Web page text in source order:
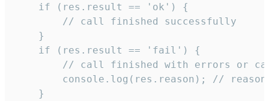
    if (res.result == 'ok') {
        // call finished successfully
    }
    if (res.result == 'fail') {
// call finished with errors or
console.log(res.reason); //
    }